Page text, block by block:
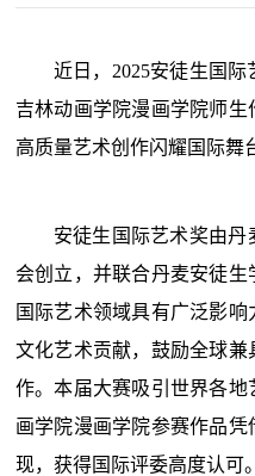
近日，2025安徒生国际
吉林动画学院漫画学院师
高质量艺术创作闪耀国际舞
安徒生国际艺术奖由丹
会创立，并联合丹麦安徒
国际艺术领域具有广泛影
文化艺术贡献，鼓励全球兼
作。本届大赛吸引世界各
画学院漫画学院参赛作品
现，获得国际评委高度认可。